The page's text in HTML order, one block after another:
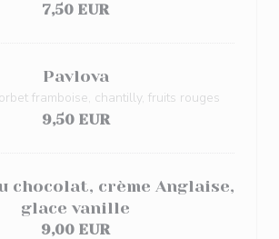
7,50 EUR
Pavlova
framboise, chantilly, fruits rouges
9,50 EUR
chocolat, crème Anglaise,
glace vanille
9,00 EUR